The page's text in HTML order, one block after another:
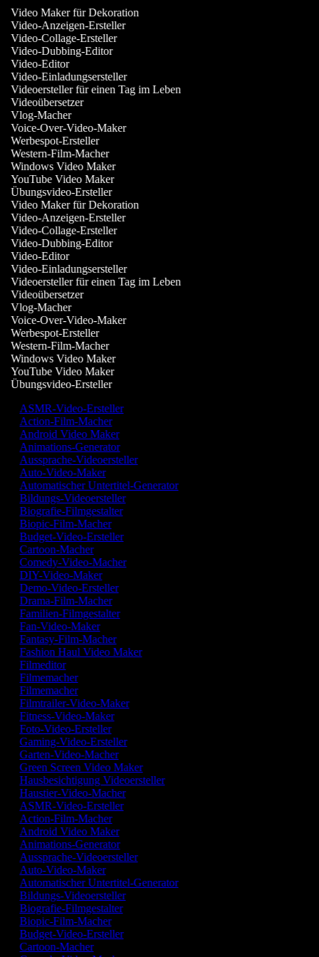
Video Maker für Dekoration
Video-Anzeigen-Ersteller
Video-Collage-Ersteller
Video-Dubbing-Editor
Video-Editor
Video-Einladungsersteller
Videoersteller für einen Tag im Leben
Videoübersetzer
Vlog-Macher
Voice-Over-Video-Maker
Werbespot-Ersteller
Western-Film-Macher
Windows Video Maker
YouTube Video Maker
Übungsvideo-Ersteller
Video Maker für Dekoration
Video-Anzeigen-Ersteller
Video-Collage-Ersteller
Video-Dubbing-Editor
Video-Editor
Video-Einladungsersteller
Videoersteller für einen Tag im Leben
Videoübersetzer
Vlog-Macher
Voice-Over-Video-Maker
Werbespot-Ersteller
Western-Film-Macher
Windows Video Maker
YouTube Video Maker
Übungsvideo-Ersteller
ASMR-Video-Ersteller
Action-Film-Macher
Android Video Maker
Animations-Generator
Aussprache-Videoersteller
Auto-Video-Maker
Automatischer Untertitel-Generator
Bildungs-Videoersteller
Biografie-Filmgestalter
Biopic-Film-Macher
Budget-Video-Ersteller
Cartoon-Macher
Comedy-Video-Macher
DIY-Video-Maker
Demo-Video-Ersteller
Drama-Film-Macher
Familien-Filmgestalter
Fan-Video-Maker
Fantasy-Film-Macher
Fashion Haul Video Maker
Filmeditor
Filmemacher
Filmemacher
Filmtrailer-Video-Maker
Fitness-Video-Maker
Foto-Video-Ersteller
Gaming-Video-Ersteller
Garten-Video-Macher
Green Screen Video Maker
Hausbesichtigung Videoersteller
Haustier-Video-Macher
ASMR-Video-Ersteller
Action-Film-Macher
Android Video Maker
Animations-Generator
Aussprache-Videoersteller
Auto-Video-Maker
Automatischer Untertitel-Generator
Bildungs-Videoersteller
Biografie-Filmgestalter
Biopic-Film-Macher
Budget-Video-Ersteller
Cartoon-Macher